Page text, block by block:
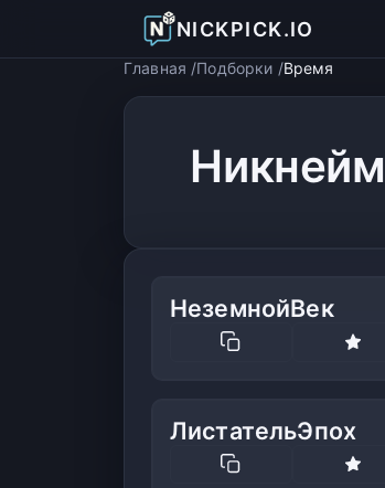
NICKPICK.IO
Главная Подборки Время
НеземнойВек
ЛистательЭпох